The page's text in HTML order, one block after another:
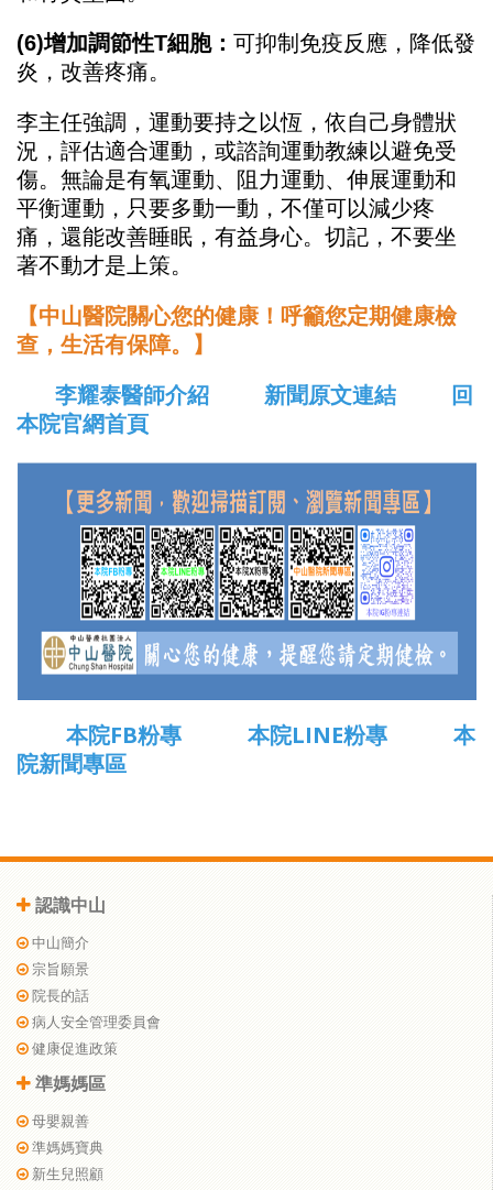
(6)增加調節性T細胞： 可抑制免疫反應，降低發
炎，改善疼痛。
李主任強調，運動要持之以恆，依自己身體狀
況，評估適合運動，或諮詢運動教練以避免受
傷。無論是有氧運動、阻力運動、伸展運動和
平衡運動，只要多動一動，不僅可以減少疼
痛，還能改善睡眠，有益身心。切記，不要坐
著不動才是上策。
【中山醫院關心您的健康！呼籲您定期健康檢
查，生活有保障。】
李耀泰醫師介紹
新聞原文連結
回
本院官網首頁
本院FB粉專 本院LINE粉專
本
院新聞專區
認識中山
中山簡介
宗旨願景
院長的話
病人安全管理委員會
健康促進政策
準媽媽區
母嬰親善
準媽媽寶典
新生兒照顧